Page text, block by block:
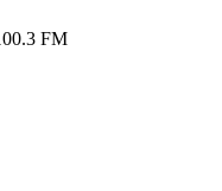
FM